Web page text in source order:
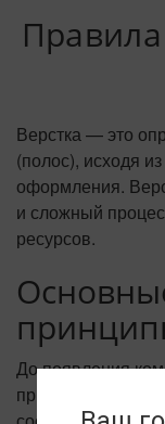
Верстка — это
(полос), исходя
оформления.
и сложный
ресурсов.
До появления
приходилось